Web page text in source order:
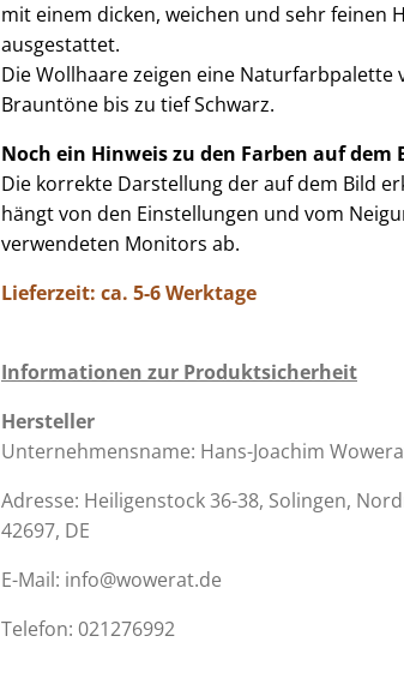
mit einem dicken, weichen und sehr feinen
ausgestattet.
Die Wollhaare zeigen eine Naturfarbpalette
Brauntöne bis zu tief Schwarz.
Noch ein Hinweis zu den Farben auf dem
Die korrekte Darstellung der auf dem Bild
hängt von den Einstellungen und vom
verwendeten Monitors ab.
Lieferzeit: ca. 5-6 Werktage
Informationen zur Produktsicherheit
Hersteller
Unternehmensname: Hans-Joachim
Adresse: Heiligenstock 36-38, Solingen,
42697, DE
E-Mail: info@wowerat.de
Telefon: 021276992